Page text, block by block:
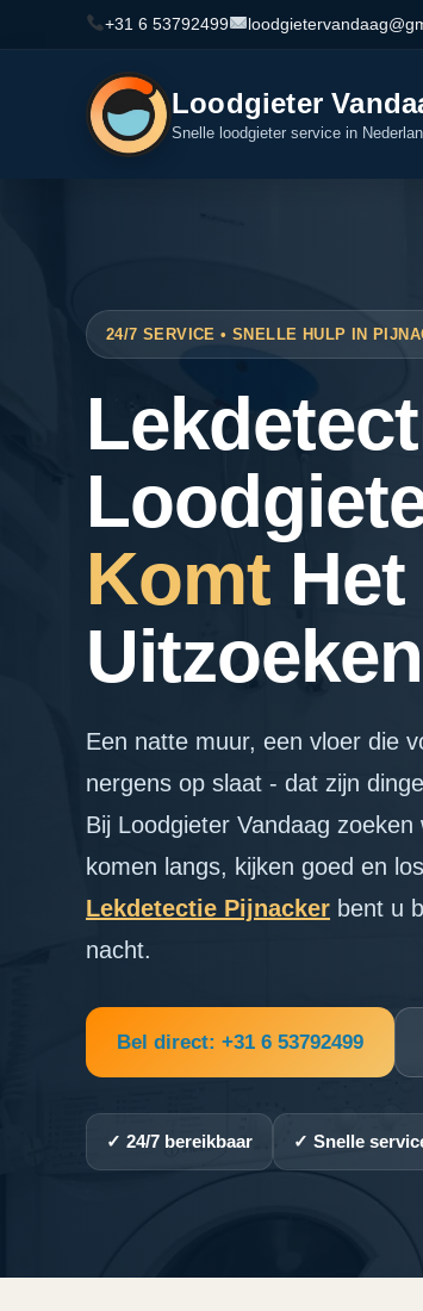
+31 6 53792499
Loodgieter
Snelle loodgieter service in
24/7 SERVICE • SNELLE HULP IN
Komt
Uitzoeken
Een natte muur, een vloer die
nergens op slaat - dat zijn
Bij Loodgieter Vandaag
komen langs, kijken goed en
Lekdetectie Pijnacker bent u
nacht.
Bel direct: +31 6 53792499
✓ 24/7 bereikbaar ✓ Snelle